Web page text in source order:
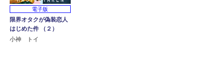
電子版
限界オタクが偽装恋人
はじめた件 （２）
小神 トイ